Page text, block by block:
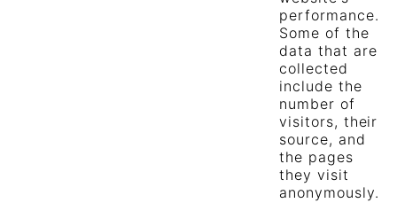
performance.
Some of the
data that are
collected
include the
number of
visitors, their
source, and
the pages
they visit
anonymously.